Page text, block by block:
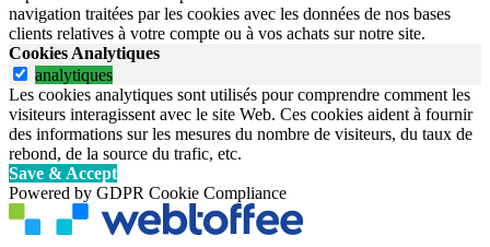
navigation traitées par les cookies avec les données de nos bases
clients relatives à votre compte ou à vos achats sur notre site.
Cookies Analytiques
analytiques
Les cookies analytiques sont utilisés pour comprendre comment les
visiteurs interagissent avec le site Web. Ces cookies aident à fournir
des informations sur les mesures du nombre de visiteurs, du taux de
rebond, de la source du trafic, etc.
Save & Accept
Powered by GDPR Cookie Compliance